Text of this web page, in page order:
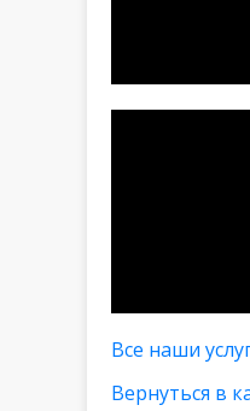
Все наши
Вернуться в